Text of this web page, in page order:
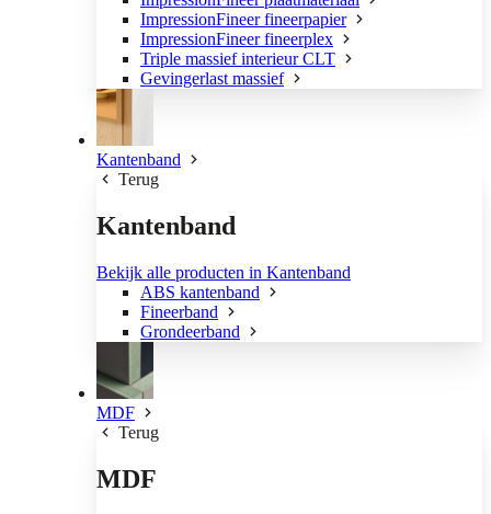
ImpressionFineer fineerpapier
ImpressionFineer fineerplex
Triple massief interieur CLT
Gevingerlast massief
Kantenband
Terug
Kantenband
Bekijk alle producten in Kantenband
ABS kantenband
Fineerband
Grondeerband
MDF
Terug
MDF